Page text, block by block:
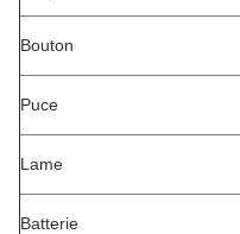
Bouton
Puce
Lame
Batterie